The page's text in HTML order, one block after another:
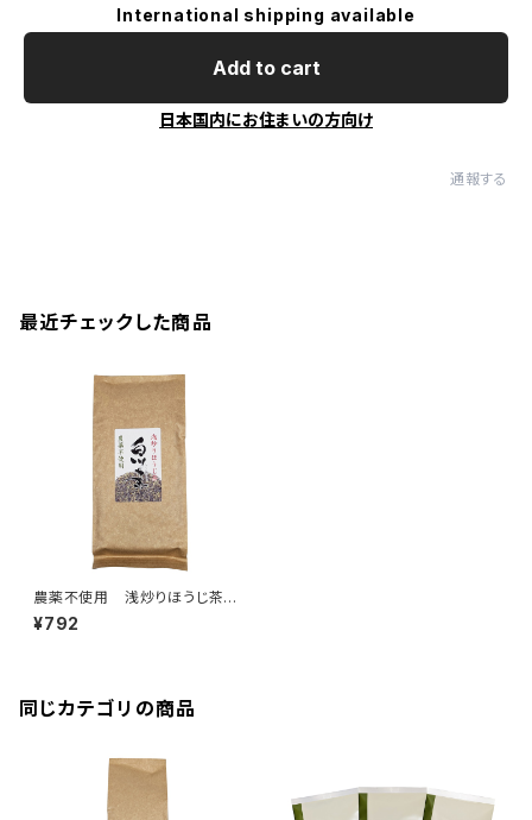
International shipping available
Add to cart
日本国内にお住まいの方向け
通報する
最近チェックした商品
農薬不使用 浅炒りほうじ茶
150g クリックポスト対応商品
¥792
同じカテゴリの商品